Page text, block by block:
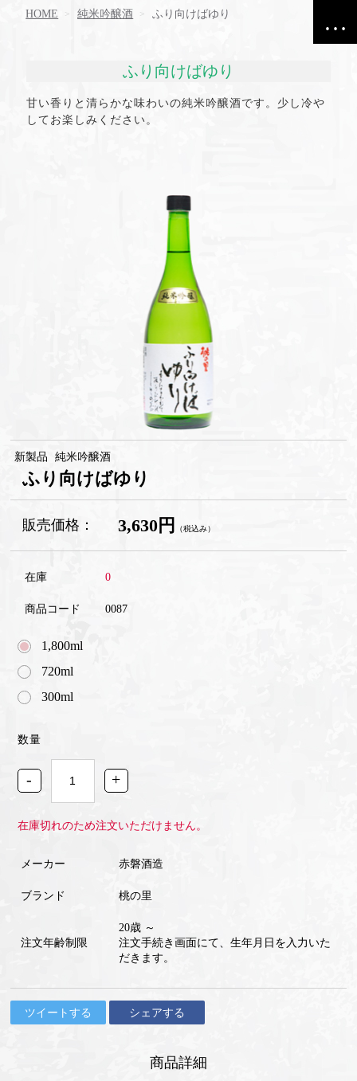
HOME 純米吟醸酒 ふり向けばゆり
ふり向けばゆり
甘い香りと清らかな味わいの純米吟醸酒です。少し冷や
してお楽しみください。
新製品 純米吟醸酒
ふり向けばゆり
販売価格： 3,630円 （税込み）
在庫 0
商品コード 0087
1,800ml
720ml
300ml
数量
- +
在庫切れのため注文いただけません。
メーカー 赤磐酒造
ブランド 桃の里
注文年齢制限
20歳 ～
注文手続き画面にて、生年月日を入力いた
だきます。
ツイートする シェアする
商品詳細